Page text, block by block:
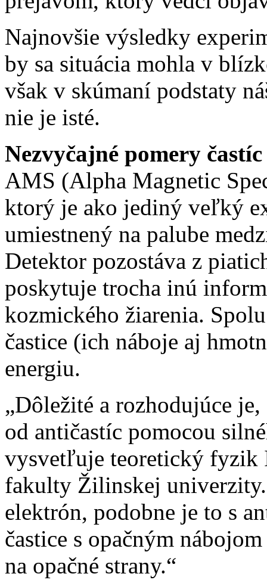
Najnovšie výsledky
by sa situácia mohla v
však v skúmaní podstaty
nie je isté.
Nezvyčajné pomery častíc
AMS (Alpha Magnetic
ktorý je ako jediný veľký
umiestnený na palube
Detektor pozostáva z
poskytuje trocha inú
kozmického žiarenia.
častice (ich náboje aj
energiu.
„Dôležité a rozhodujúce
od antičastíc pomocou
vysvetľuje teoretický fyzik
fakulty Žilinskej
elektrón, podobne je to s
častice s opačným
na opačné strany.“